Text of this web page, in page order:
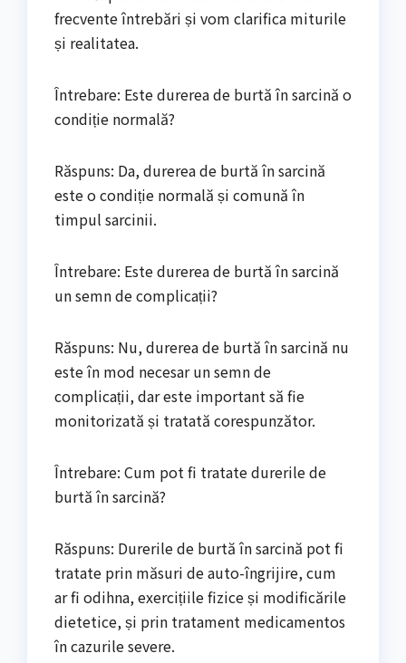
frecvente întrebări și vom clarifica miturile
și realitatea.
Întrebare: Este durerea de burtă în sarcină o
condiție normală?
Răspuns: Da, durerea de burtă în sarcină
este o condiție normală și comună în
timpul sarcinii.
Întrebare: Este durerea de burtă în sarcină
un semn de complicații?
Răspuns: Nu, durerea de burtă în sarcină nu
este în mod necesar un semn de
complicații, dar este important să fie
monitorizată și tratată corespunzător.
Întrebare: Cum pot fi tratate durerile de
burtă în sarcină?
Răspuns: Durerile de burtă în sarcină pot fi
tratate prin măsuri de auto-îngrijire, cum
ar fi odihna, exercițiile fizice și modificările
dietetice, și prin tratament medicamentos
în cazurile severe.